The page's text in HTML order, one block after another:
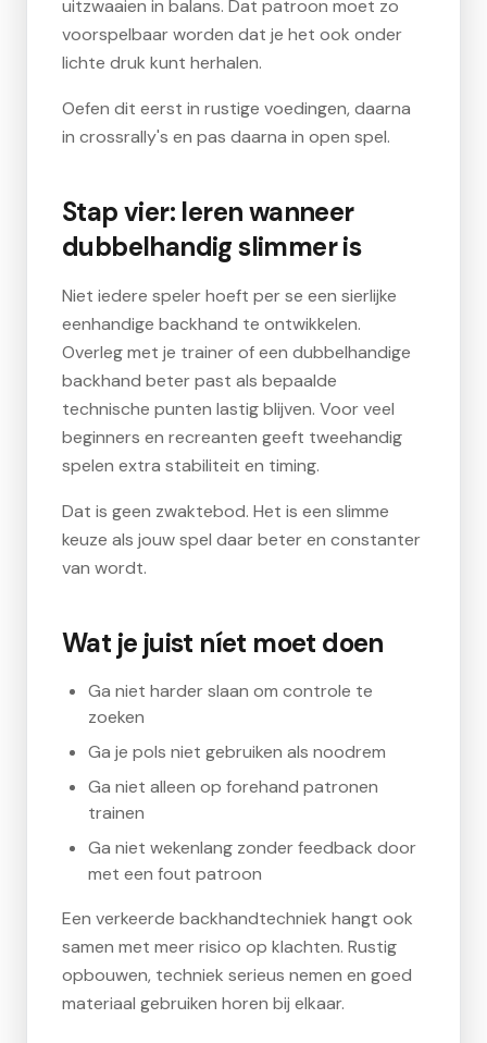
uitzwaaien in balans. Dat patroon moet zo
voorspelbaar worden dat je het ook onder
lichte druk kunt herhalen.
Oefen dit eerst in rustige voedingen, daarna
in crossrally's en pas daarna in open spel.
Stap vier: leren wanneer
dubbelhandig slimmer is
Niet iedere speler hoeft per se een sierlijke
eenhandige backhand te ontwikkelen.
Overleg met je trainer of een dubbelhandige
backhand beter past als bepaalde
technische punten lastig blijven. Voor veel
beginners en recreanten geeft tweehandig
spelen extra stabiliteit en timing.
Dat is geen zwaktebod. Het is een slimme
keuze als jouw spel daar beter en constanter
van wordt.
Wat je juist níet moet doen
Ga niet harder slaan om controle te
zoeken
Ga je pols niet gebruiken als noodrem
Ga niet alleen op forehand patronen
trainen
Ga niet wekenlang zonder feedback door
met een fout patroon
Een verkeerde backhandtechniek hangt ook
samen met meer risico op klachten. Rustig
opbouwen, techniek serieus nemen en goed
materiaal gebruiken horen bij elkaar.